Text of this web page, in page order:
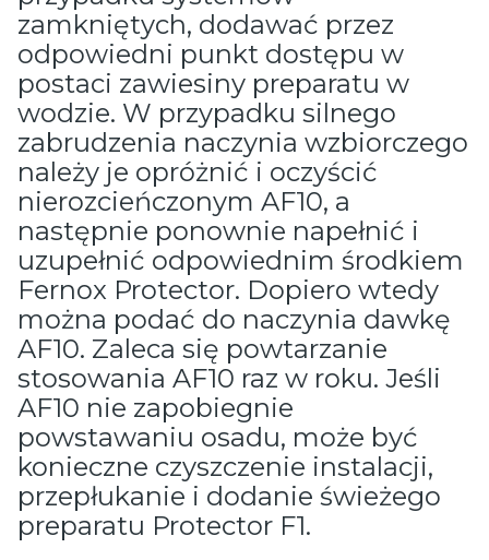
zamkniętych, dodawać przez
odpowiedni punkt dostępu w
postaci zawiesiny preparatu w
wodzie. W przypadku silnego
zabrudzenia naczynia wzbiorczego
należy je opróżnić i oczyścić
nierozcieńczonym AF10, a
następnie ponownie napełnić i
uzupełnić odpowiednim środkiem
Fernox Protector. Dopiero wtedy
można podać do naczynia dawkę
AF10. Zaleca się powtarzanie
stosowania AF10 raz w roku. Jeśli
AF10 nie zapobiegnie
powstawaniu osadu, może być
konieczne czyszczenie instalacji,
przepłukanie i dodanie świeżego
preparatu Protector F1.